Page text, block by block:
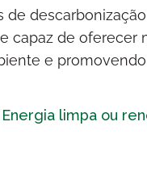
de
capaz de oferecer
e
Energia limpa ou